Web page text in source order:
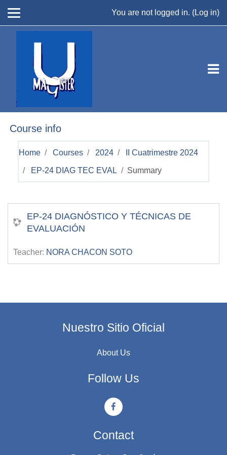
You are not logged in. (Log in)
Course info
Home Courses 2024 II Cuatrimestre 2024
EP-24 DIAG TEC EVAL Summary
EP-24 DIAGNÓSTICO Y TÉCNICAS DE
EVALUACIÓN
Teacher: NORA CHACON SOTO
Nuestro Sitio Oficial
About Us
Follow Us
Contact